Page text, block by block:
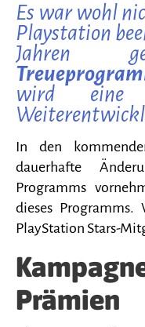
Es war wohl nicht anders zu erwarten:
Playstation
Jahren
wird eine
In den
dauerhafte
Programms
dieses
PlayStation Stars-
Prämien